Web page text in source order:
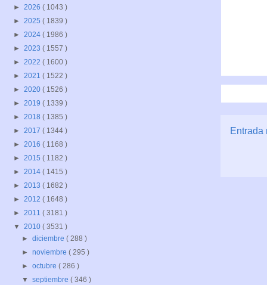
Entrada
► 2026 ( 1043 )
► 2025 ( 1839 )
► 2024 ( 1986 )
► 2023 ( 1557 )
► 2022 ( 1600 )
► 2021 ( 1522 )
► 2020 ( 1526 )
► 2019 ( 1339 )
► 2018 ( 1385 )
► 2017 ( 1344 )
► 2016 ( 1168 )
► 2015 ( 1182 )
► 2014 ( 1415 )
► 2013 ( 1682 )
► 2012 ( 1648 )
► 2011 ( 3181 )
▼ 2010 ( 3531 )
►diciembre( 288 )
►noviembre( 295 )
►octubre( 286 )
▼septiembre( 346 )